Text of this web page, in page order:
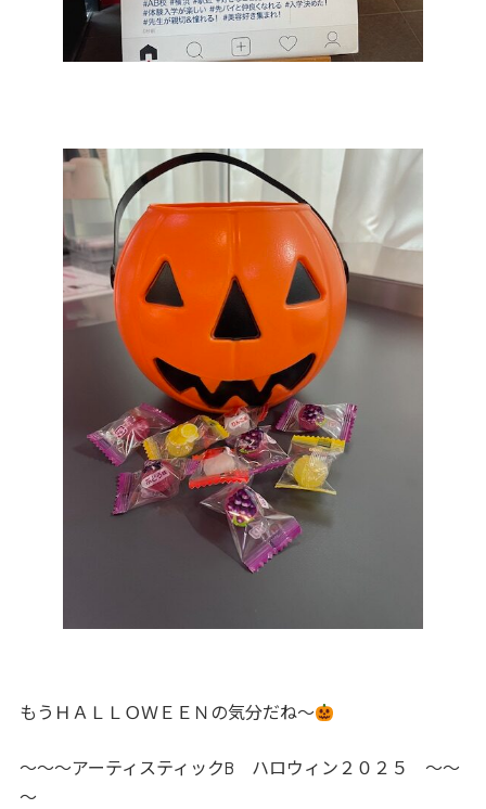
もうＨＡＬＬＯＷＥＥＮの気分だね～
～～～アーティスティックB ハロウィン２０２５ ～～
～